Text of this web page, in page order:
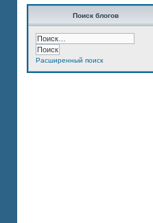
Поиск блогов
Расширенный поиск